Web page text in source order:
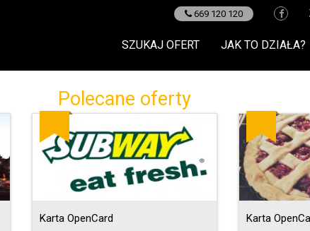
669 120 120
SZUKAJ OFERT JAK TO DZIAŁA?
Polecane oferty
Karta OpenCard Karta